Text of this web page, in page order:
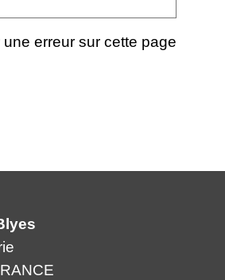
une erreur sur cette page